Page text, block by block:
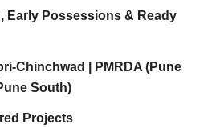
Early Possessions & Ready
Chinchwad | PMRDA (Pune
South)
Projects